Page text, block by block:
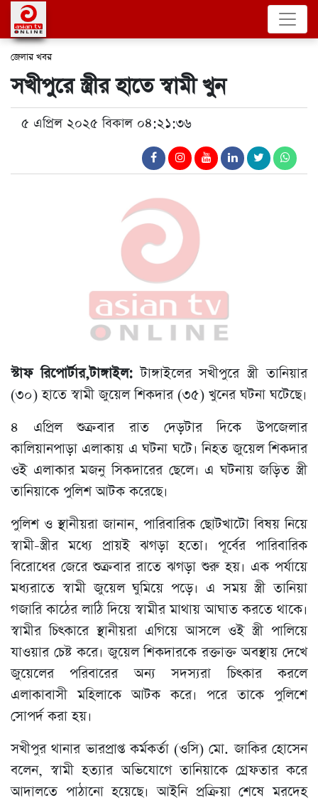
জেলার খবর
সখীপুরে স্ত্রীর হাতে স্বামী খুন
৫ এপ্রিল ২০২৫ বিকাল ০৪:২১:৩৬
স্টাফ রিপোর্টার,টাঙ্গাইল:টাঙ্গাইলের সখীপুরে স্ত্রী তানিয়ার
(৩০) হাতে স্বামী জুয়েল শিকদার (৩৫) খুনের ঘটনা ঘটেছে।
৪ এপ্রিল শুক্রবার রাত দেড়টার দিকে উপজেলার
কালিয়ানপাড়া এলাকায় এ ঘটনা ঘটে। নিহত জুয়েল শিকদার
ওই এলাকার মজনু সিকদারের ছেলে। এ ঘটনায় জড়িত স্ত্রী
তানিয়াকে পুলিশ আটক করেছে।
পুলিশ ও স্থানীয়রা জানান, পারিবারিক ছোটখাটো বিষয় নিয়ে
স্বামী-স্ত্রীর মধ্যে প্রায়ই ঝগড়া হতো। পূর্বের পারিবারিক
বিরোধের জেরে শুক্রবার রাতে ঝগড়া শুরু হয়। এক পর্যায়ে
মধ্যরাতে স্বামী জুয়েল ঘুমিয়ে পড়ে। এ সময় স্ত্রী তানিয়া
গজারি কাঠের লাঠি দিয়ে স্বামীর মাথায় আঘাত করতে থাকে।
স্বামীর চিৎকারে স্থানীয়রা এগিয়ে আসলে ওই স্ত্রী পালিয়ে
যাওয়ার চেষ্ট করে। জুয়েল শিকদারকে রক্তাক্ত অবস্থায় দেখে
জুয়েলের পরিবারের অন্য সদস্যরা চিৎকার করলে
এলাকাবাসী মহিলাকে আটক করে। পরে তাকে পুলিশে
সোপর্দ করা হয়।
সখীপুর থানার ভারপ্রাপ্ত কর্মকর্তা (ওসি) মো. জাকির হোসেন
বলেন, স্বামী হত্যার অভিযোগে তানিয়াকে গ্রেফতার করে
আদালতে পাঠানো হয়েছে। আইনি প্রক্রিয়া শেষে মরদেহ